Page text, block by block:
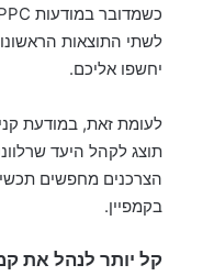
לשתי התוצאות
יחשפו אליכם.
תוצג לקהל היעד
הצרכנים מחפשים
בקמפיין.
קל יותר לנהל את